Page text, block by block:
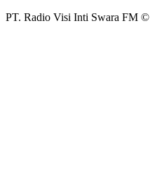
PT. Radio Visi Inti Swara FM